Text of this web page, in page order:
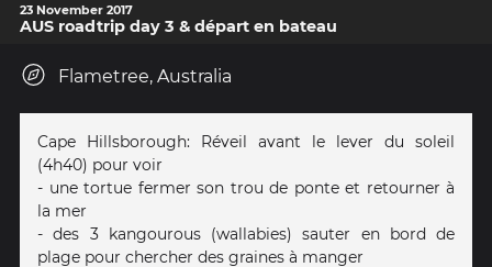
23 November 2017
AUS roadtrip day 3 & départ en bateau
Flametree, Australia
Cape Hillsborough: Réveil avant le lever du soleil
(4h40) pour voir
- une tortue fermer son trou de ponte et retourner à
la mer
- des 3 kangourous (wallabies) sauter en bord de
plage pour chercher des graines à manger